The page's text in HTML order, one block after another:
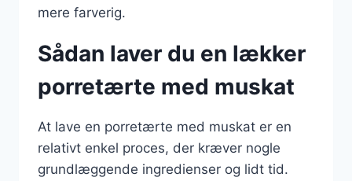
mere farverig.
Sådan laver du en lækker
porretærte med muskat
At lave en porretærte med muskat er en
relativt enkel proces, der kræver nogle
grundlæggende ingredienser og lidt tid.